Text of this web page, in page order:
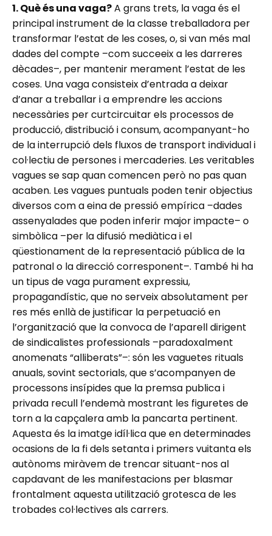
1. Què és una vaga?A grans trets, la vaga és el
principal instrument de la classe treballadora per
transformar l’estat de les coses, o, si van més mal
dades del compte –com succeeix a les darreres
dècades–, per mantenir merament l’estat de les
coses. Una vaga consisteix d’entrada a deixar
d’anar a treballar i a emprendre les accions
necessàries per curtcircuitar els processos de
producció, distribució i consum, acompanyant-ho
de la interrupció dels fluxos de transport individual i
col·lectiu de persones i mercaderies. Les veritables
vagues se sap quan comencen però no pas quan
acaben. Les vagues puntuals poden tenir objectius
diversos com a eina de pressió empírica –dades
assenyalades que poden inferir major impacte– o
simbòlica –per la difusió mediàtica i el
qüestionament de la representació pública de la
patronal o la direcció corresponent–. També hi ha
un tipus de vaga purament expressiu,
propagandístic, que no serveix absolutament per
res més enllà de justificar la perpetuació en
l’organització que la convoca de l’aparell dirigent
de sindicalistes professionals –paradoxalment
anomenats “alliberats”–: són les vaguetes rituals
anuals, sovint sectorials, que s’acompanyen de
processons insípides que la premsa publica i
privada recull l’endemà mostrant les figuretes de
torn a la capçalera amb la pancarta pertinent.
Aquesta és la imatge idíl·lica que en determinades
ocasions de la fi dels setanta i primers vuitanta els
autònoms miràvem de trencar situant-nos al
capdavant de les manifestacions per blasmar
frontalment aquesta utilització grotesca de les
trobades col·lectives als carrers.